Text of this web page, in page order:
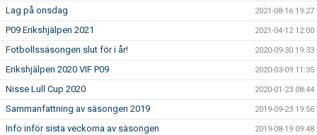
Lag på onsdag 2021-08-16 19:27
P09 Erikshjälpen 2021 2021-04-12 12:00
Fotbollssäsongen slut för i år! 2020-09-30 19:33
Erikshjälpen 2020 VIF P09 2020-03-09 11:35
Nisse Lull Cup 2020 2020-01-23 08:44
Sammanfattning av säsongen 2019 2019-09-23 19:56
Info inför sista veckorna av säsongen 2019-08-19 09:48